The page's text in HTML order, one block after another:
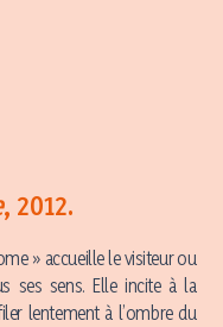
, 2012.
» accueille le visiteur ou
ses sens. Elle incite à la
lentement à l’ombre du